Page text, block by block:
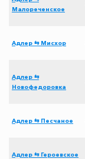
Малореченское
Адлер ⇆ Мисхор
Адлер ⇆
Новофедоровка
Адлер ⇆ Песчаное
Адлер ⇆ Героевское